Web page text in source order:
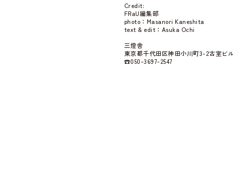
Credit:
FRaU編集部
photo：Masanori Kaneshita
text & edit：Asuka Ochi
三燈舎
東京都千代田区神田小川町3-2古室ビ
☎050-3697-2547